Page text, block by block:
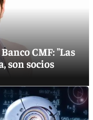
CMF: "Las
son socios